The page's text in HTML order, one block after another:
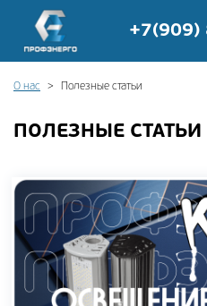
+7(909)
О нас Полезные статьи
ПОЛЕЗНЫЕ СТАТЬИ